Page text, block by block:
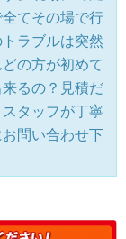
てその場で行
ラブルは突然
の方が初めて
るの？見積だ
タッフが丁寧
問い合わせ下